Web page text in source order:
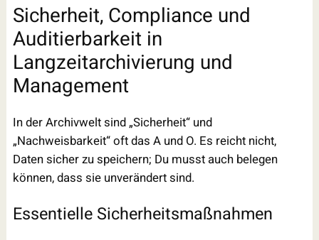
Sicherheit, Compliance und
Auditierbarkeit in
Langzeitarchivierung und
Management
In der Archivwelt sind „Sicherheit“ und
„Nachweisbarkeit“ oft das A und O. Es reicht nicht,
Daten sicher zu speichern; Du musst auch belegen
können, dass sie unverändert sind.
Essentielle Sicherheitsmaßnahmen